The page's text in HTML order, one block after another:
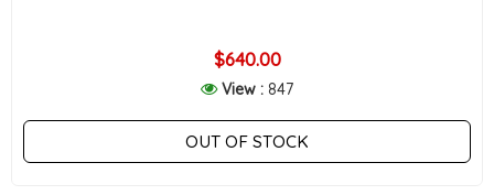
$640.00
View : 847
OUT OF STOCK